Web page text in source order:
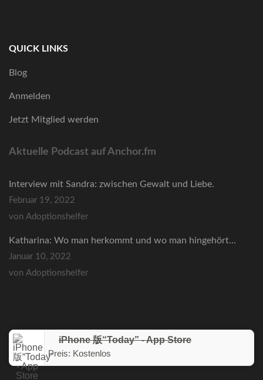
QUICK LINKS
Blog
Anmelden
Jetzt Mitglied werden
Aktuelle Podcast auf Anchor.fm
Interview mit Sandra: zwischen Gewalt und Liebe.
Februar 19, 2022
von Adoptionshelfer
Katharina: Wo man herkommt und wo man hingehört…
Januar 10, 2022
von Adoptionshelfer
iPhone 版“Today” - App Store
Preis: Kostenlos